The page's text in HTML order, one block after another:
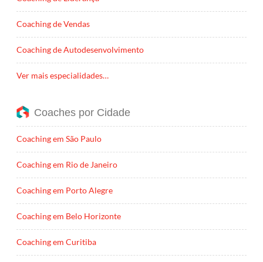
Coaching de Vendas
Coaching de Autodesenvolvimento
Ver mais especialidades…
Coaches por Cidade
Coaching em São Paulo
Coaching em Rio de Janeiro
Coaching em Porto Alegre
Coaching em Belo Horizonte
Coaching em Curitiba